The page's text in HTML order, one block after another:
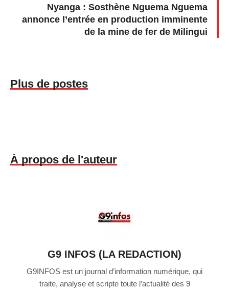
Nyanga : Sosthène Nguema Nguema
annonce l’entrée en production imminente
de la mine de fer de Milingui
Plus de postes
À propos de l'auteur
G9 INFOS (LA REDACTION)
G9INFOS est un journal d’information numérique, qui
traite, analyse et scripte toute l’actualité des 9